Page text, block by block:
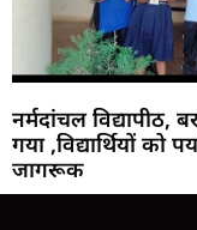
नर्मदांचल विद्यापीठ,
गया ,विद्यार्थियों को
जागरूक